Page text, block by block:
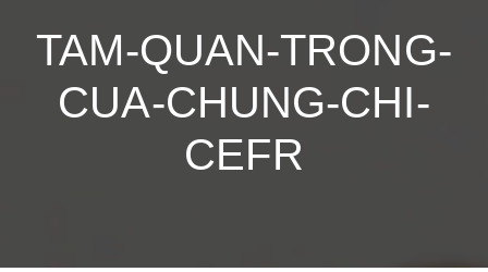
TAM-QUAN-TRONG-
CUA-CHUNG-CHI-
CEFR